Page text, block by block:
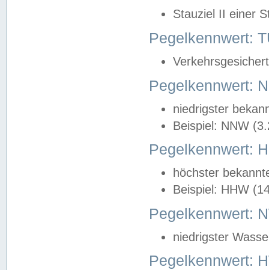
Stauziel II einer
Pegelkennwert:
Pegelkennwert:
niedrigster
Beispiel: NNW
Pegelkennwert:
höchster
Beispiel: HHW
Pegelkennwert:
niedrigster
Pegelkennwert: